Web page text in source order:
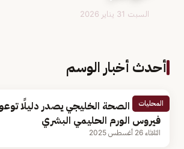
السبت 31 يناير 2026
أحدث أخبار الوسم
المحليات
مجلس الصحة الخليجي يصدر دليلًا
فيروس الورم الحليمي البشري
الثلاثاء 26 أغسطس 2025